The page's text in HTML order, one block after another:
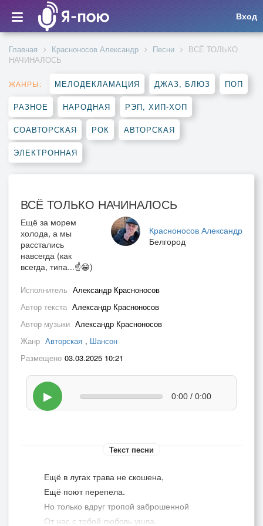
Вход
Главная Красноносов Александр Песни
ВСЁ ТОЛЬКО
НАЧИНАЛОСЬ
ЖАНРЫ: МЕЛОДЕКЛАМАЦИЯ ДЖАЗ, БЛЮЗ ПОП
РАЗНОЕ НАРОДНАЯ РЭП, ХИП-ХОП
СОАВТОРСКАЯ РОК АВТОРСКАЯ
ЭЛЕКТРОННАЯ
ВСЁ ТОЛЬКО НАЧИНАЛОСЬ
Красноносов Александр
Белгород
Ещё за морем
холода, а мы
расстались
навсегда (как
всегда, типа...☝😁)
Исполнитель Александр Красноносов
Автор текста Александр Красноносов
Автор музыки Александр Красноносов
Жанр Авторская , Шансон
Размещено 03.03.2025 10:21
▶ 0:00 / 0:00
Текст песни
Ещё в лугах трава не скошена,
Ещё поют перепела.
Но только вдруг тропой заброшенной
От нас с тобой любовь ушла.